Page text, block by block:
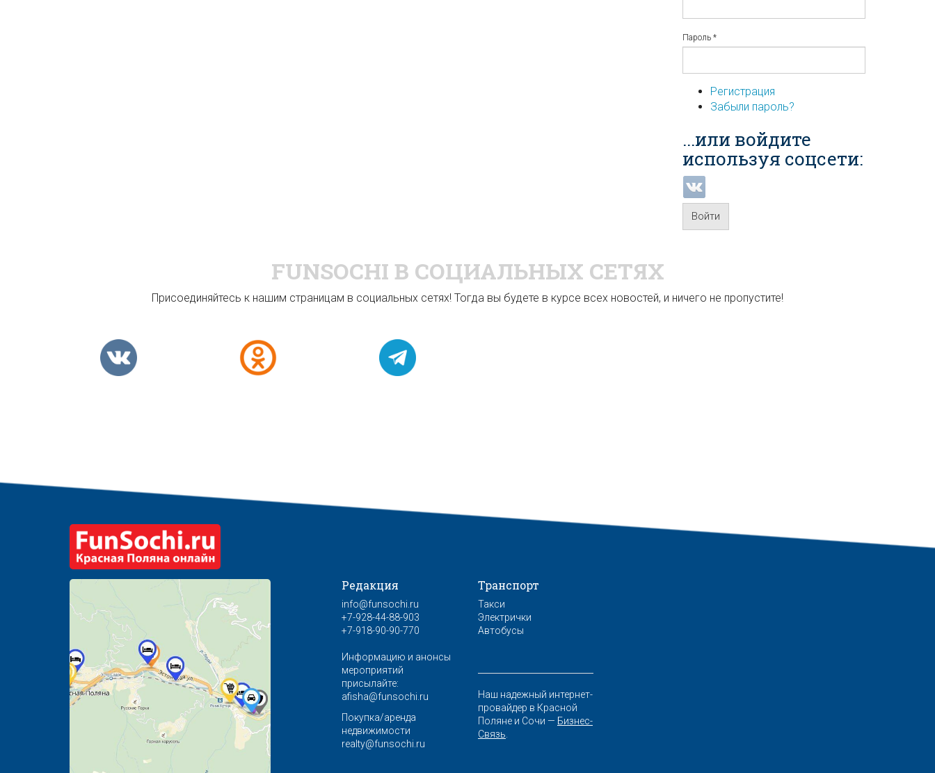
Пароль *
Регистрация
Забыли пароль?
...или войдите
используя соцсети:
Войти
FUNSOCHI В СОЦИАЛЬНЫХ СЕТЯХ
Присоединяйтесь к нашим страницам в социальных сетях! Тогда вы будете в курсе всех новостей, и ничего не пропустите!
Редакция
info@funsochi.ru
+7-928-44-88-903
+7-918-90-90-770
Информацию и анонсы
мероприятий
присылайте:
afisha@funsochi.ru
Покупка/аренда
недвижимости
realty@funsochi.ru
Транспорт
Такси
Электрички
Автобусы
Наш надежный интернет-
провайдер в Красной
Поляне и Сочи — Бизнес-
Связь